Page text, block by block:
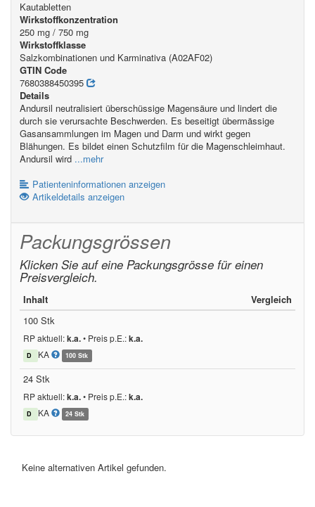
Kautabletten
Wirkstoffkonzentration
250 mg / 750 mg
Wirkstoffklasse
Salzkombinationen und Karminativa (A02AF02)
GTIN Code
7680388450395
Details
Andursil neutralisiert überschüssige Magensäure und lindert die
durch sie verursachte Beschwerden. Es beseitigt übermässige
Gasansammlungen im Magen und Darm und wirkt gegen
Blähungen. Es bildet einen Schutzfilm für die Magenschleimhaut.
Andursil wird ...mehr
Patienteninformationen anzeigen
Artikeldetails anzeigen
Packungsgrössen
Klicken Sie auf eine Packungsgrösse für einen
Preisvergleich.
Inhalt
Vergleich
100 Stk
RP aktuell:k.a.• Preis p.E.:k.a.
D KA 100 Stk
24 Stk
RP aktuell:k.a.• Preis p.E.:k.a.
D KA 24 Stk
Keine alternativen Artikel gefunden.